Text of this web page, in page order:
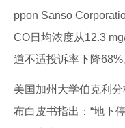
ppon Sanso
CO日均浓度从12.3
道不适投诉率下降68%
美国加州大学伯克利
布白皮书指出：“地下